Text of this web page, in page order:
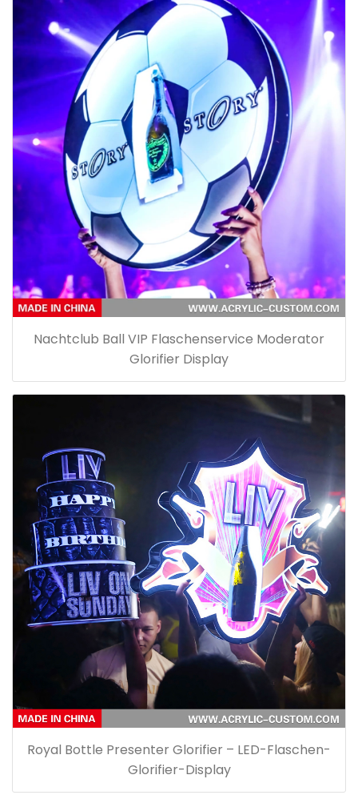
Nachtclub Ball VIP Flaschenservice Moderator
Glorifier Display
Royal Bottle Presenter Glorifier – LED-Flaschen-
Glorifier-Display